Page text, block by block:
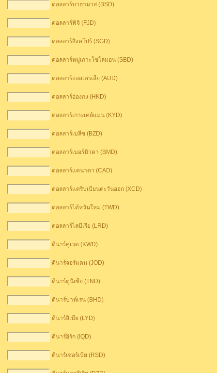
ดอลลาร์บาฮามาส (BSD)
ดอลลาร์ฟิจิ (FJD)
ดอลลาร์สิงคโปร์ (SGD)
ดอลลาร์หมู่เกาะโซโลมอน (SBD)
ดอลลาร์ออสเตรเลีย (AUD)
ดอลลาร์ฮ่องกง (HKD)
ดอลลาร์เกาะเคย์แมน (KYD)
ดอลลาร์เบลีซ (BZD)
ดอลลาร์เบอร์มิวดา (BMD)
ดอลลาร์แคนาดา (CAD)
ดอลลาร์แคริบเบียนตะวันออก (XCD)
ดอลลาร์ไต้หวันใหม่ (TWD)
ดอลลาร์ไลบีเรีย (LRD)
ดีนาร์คูเวต (KWD)
ดีนาร์จอร์แดน (JOD)
ดีนาร์ตูนิเซีย (TND)
ดีนาร์บาห์เรน (BHD)
ดีนาร์ลิเบีย (LYD)
ดีนาร์อิรัก (IQD)
ดีนาร์เซอร์เบีย (RSD)